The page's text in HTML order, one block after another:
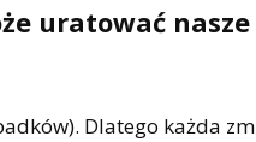
uratować nasze
Dlatego każda